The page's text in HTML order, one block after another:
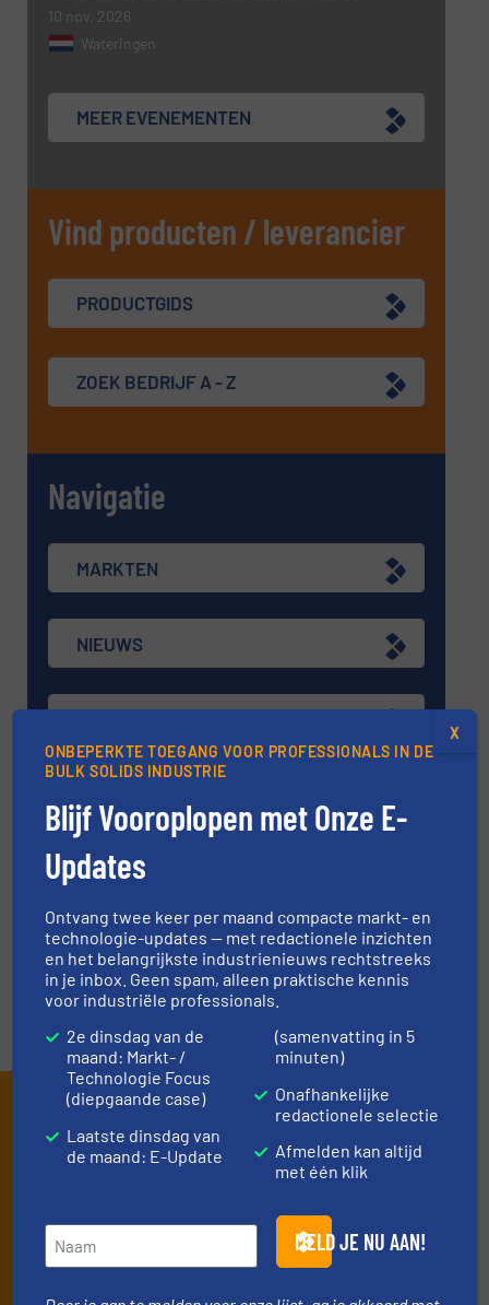
10 nov, 2026
Wateringen
MEER EVENEMENTEN
Vind producten / leverancier
PRODUCTGIDS
ZOEK BEDRIJF A - Z
Navigatie
MARKTEN
NIEUWS
EVENEMENTEN
VIDEO'S
Schrijf je in en ontvang ons
nieuws
van de (technische) ontwikkelingen binnen
de stortgoed-verwerkende industrie.
ONBEPERKTE TOEGANG VOOR PROFESSIONALS IN DE
BULK SOLIDS INDUSTRIE
Blijf Vooroplopen met Onze E-
Updates
Ontvang twee keer per maand compacte markt- en
technologie-updates — met redactionele inzichten
en het belangrijkste industrienieuws rechtstreeks
in je inbox. Geen spam, alleen praktische kennis
voor industriële professionals.
2e dinsdag van de
maand: Markt- /
Technologie Focus
(diepgaande case)
Laatste dinsdag van
de maand: E-Update
(samenvatting in 5
minuten)
Onafhankelijke
redactionele selectie
Afmelden kan altijd
met één klik
MELD JE NU AAN!
X